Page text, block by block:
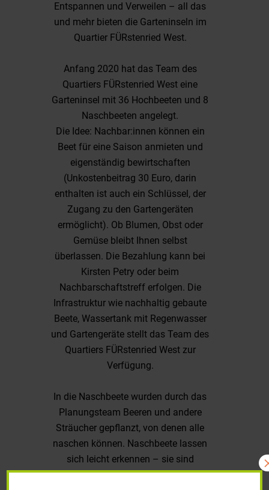
Entspannen und Verweilen – all das
und mehr bieten die Garteninseln im
Quartier FÜRstenried West.
Anfang 2020 hat das Team des
Quartiers FÜRstenried West eine
Garteninsel mit 36 Hochbeeten und 8
Naschbeeten angelegt.
Die Idee: Nachbar:innen können ein
Beet für eine Saison anmieten und
eigenständig bewirtschaften
(Unkostenbeitrag 30 Euro, darin
enthalten ist auch ein Schlüssel, der
Zugang zu den Gartengeräten
ermöglicht). Ob Blumen, Obst oder
Gemüse bleibt Ihnen selbst
überlassen. Die Bezahlung kann bei
Kirsten Petry oder beim
Nachbarschaftstreff erfolgen. Die
Infrastruktur wie nachhaltig gebaute
Beete, Wassertank mit Regenwasser
und Gartengeräte stellt das Team des
Quartiers FÜRstenried West zur
Verfügung.
In die Naschbeete wurden durch das
Planungsteam Beeren und andere
Sträucher gepflanzt, von denen alle
naschen können. Naschbeete lassen
sich leicht erkennen – sie sind
deutlich mit „Naschbeet“ beschriftet,